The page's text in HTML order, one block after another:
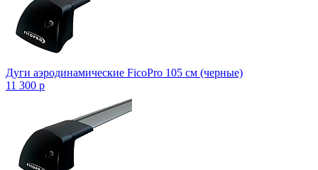
Дуги аэродинамические FicoPro 105 см (черные)
11 300 p